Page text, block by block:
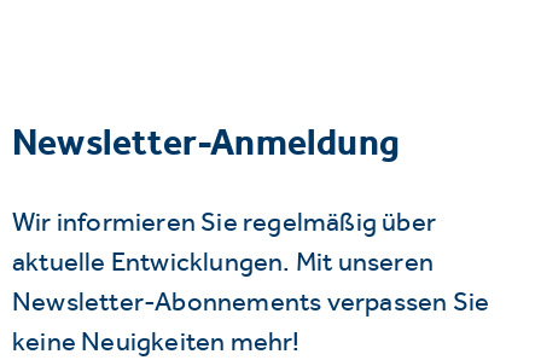
Newsletter-Anmeldung
Wir informieren Sie regelmäßig über
aktuelle Entwicklungen. Mit unseren
Newsletter-Abonnements verpassen Sie
keine Neuigkeiten mehr!